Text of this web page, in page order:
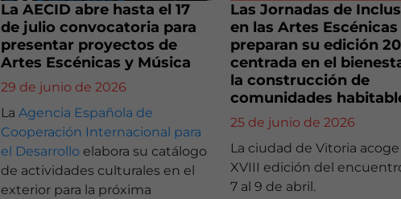
La AECID abre hasta el 17
de julio convocatoria para
presentar proyectos de
Artes Escénicas y Música
29 de junio de 2026
La Agencia Española de
Cooperación Internacional para
el Desarrolloelabora su catálogo
de actividades culturales en el
exterior para la próxima
Las Jornadas de
en las Artes Escénicas
preparan su edición
centrada en el
la construcción de
comunidades
25 de junio de 2026
La ciudad de Vitoria acoge
XVIII edición del
7 al 9 de abril.